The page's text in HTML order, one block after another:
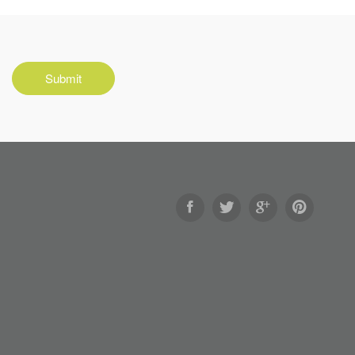
Submit